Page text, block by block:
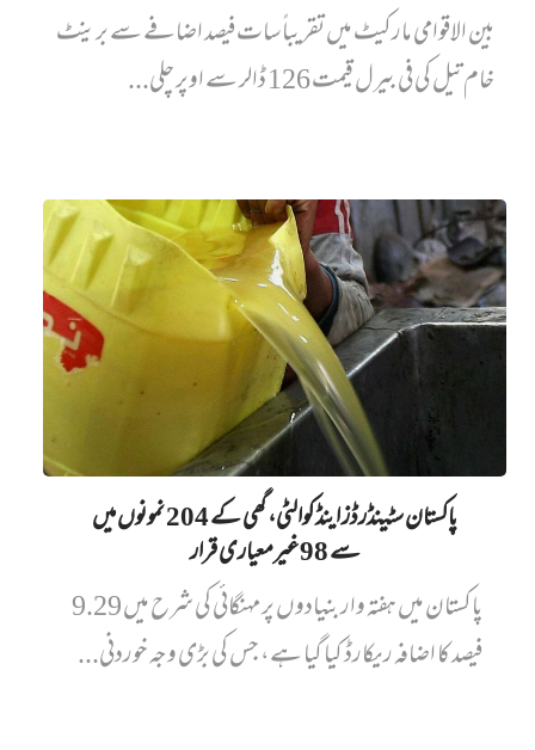
بین الاقوامی مارکیٹ میں تقریباً سات فیصد اضافے سے برینٹ
خام تیل کی فی بیرل قیمت 126 ڈالر سے اوپر چلی...
پاکستان سٹینڈرڈز اینڈ کوالٹی، گھی کے 204 نمونوں میں‌
سے 98 غیرمعیاری قرار
پاکستان میں ہفتہ وار بنیادوں پر مہنگائی کی شرح میں 9.29
فیصد کا اضافہ ریکارڈ کیا گیا ہے، جس کی بڑی وجہ خوردنی...